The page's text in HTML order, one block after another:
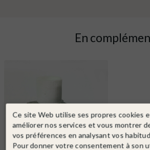
En
Ce site Web utilise ses propres cookies
améliorer nos services et vous montrer
vos préférences en analysant vos
Pour donner votre consentement à son